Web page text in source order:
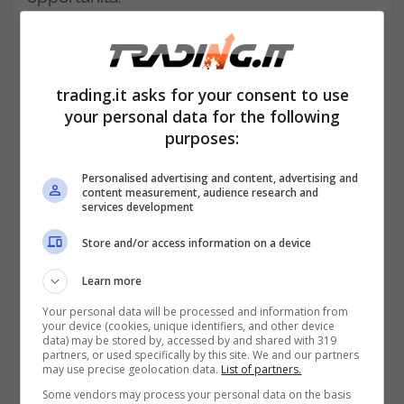
Albemarle: una perla tra le materie prime-trading.it
trading.it asks for your consent to use
your personal data for the following
purposes:
Personalised advertising and content, advertising and
content measurement, audience research and
services development
Store and/or access information on a device
Learn more
Your personal data will be processed and information from
your device (cookies, unique identifiers, and other device
data) may be stored by, accessed by and shared with 319
partners, or used specifically by this site. We and our partners
may use precise geolocation data. List of partners.
Some vendors may process your personal data on the basis